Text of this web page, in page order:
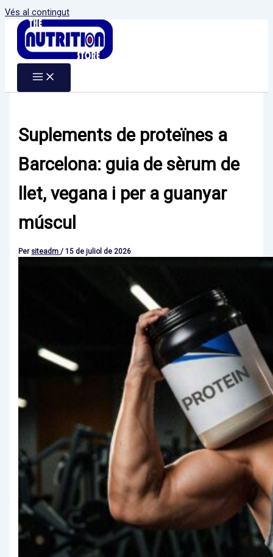
Vés al contingut
Suplements de proteïnes a
Barcelona: guia de sèrum de
llet, vegana i per a guanyar
múscul
Per siteadm/15 de juliol de 2026